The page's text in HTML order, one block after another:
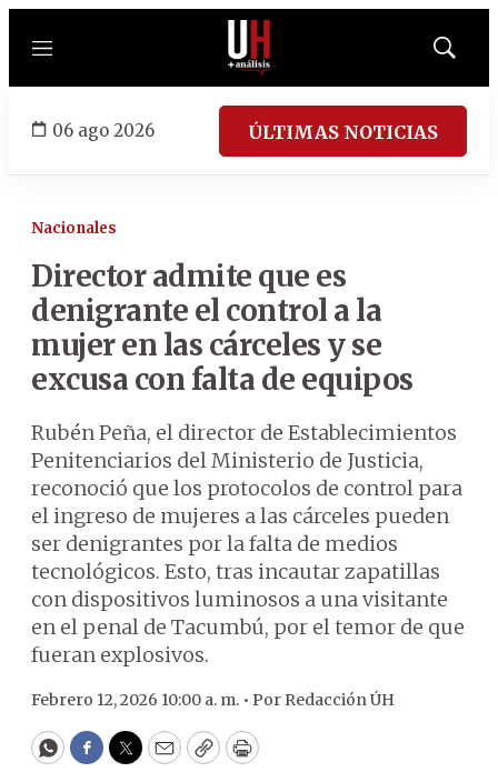
Menú
Mostrar
06 ago 2026 ÚLTIMAS NOTICIAS
Nacionales
Director admite que es
denigrante el control a la
mujer en las cárceles y se
excusa con falta de equipos
Rubén Peña, el director de Establecimientos
Penitenciarios del Ministerio de Justicia,
reconoció que los protocolos de control para
el ingreso de mujeres a las cárceles pueden
ser denigrantes por la falta de medios
tecnológicos. Esto, tras incautar zapatillas
con dispositivos luminosos a una visitante
en el penal de Tacumbú, por el temor de que
fueran explosivos.
Febrero 12, 2026 10:00 a. m. • Por Redacción ÚH
WhatsApp
Facebook
Twitter
EmailCopyPrint